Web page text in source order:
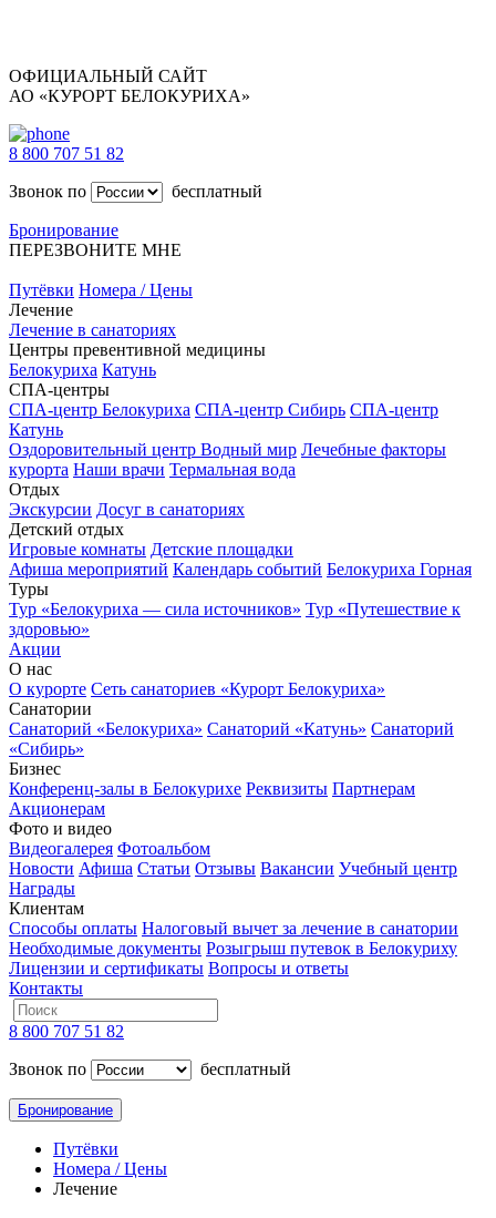
ОФИЦИАЛЬНЫЙ САЙТ
АО «КУРОРТ БЕЛОКУРИХА»
8 800 707 51 82
Звонок по
бесплатный
Бронирование
ПЕРЕЗВОНИТЕ МНЕ
Путёвки Номера / Цены
Лечение
Лечение в санаториях
Центры превентивной медицины
Белокуриха Катунь
СПА-центры
СПА-центр Белокуриха СПА-центр Сибирь СПА-центр
Катунь
Оздоровительный центр Водный мир Лечебные факторы
курорта Наши врачи Термальная вода
Отдых
Экскурсии Досуг в санаториях
Детский отдых
Игровые комнаты Детские площадки
Афиша мероприятий Календарь событий Белокуриха Горная
Туры
Тур «Белокуриха — сила источников» Тур «Путешествие к
здоровью»
Акции
О нас
О курорте Сеть санаториев «Курорт Белокуриха»
Санатории
Санаторий «Белокуриха» Санаторий «Катунь» Санаторий
«Сибирь»
Бизнес
Конференц-залы в Белокурихе Реквизиты Партнерам
Акционерам
Фото и видео
Видеогалерея Фотоальбом
Новости Афиша Статьи Отзывы Вакансии Учебный центр
Награды
Клиентам
Способы оплаты Налоговый вычет за лечение в санатории
Необходимые документы Розыгрыш путевок в Белокуриху
Лицензии и сертификаты Вопросы и ответы
Контакты
8 800 707 51 82
Звонок по
бесплатный
Бронирование
Путёвки
Номера / Цены
Лечение